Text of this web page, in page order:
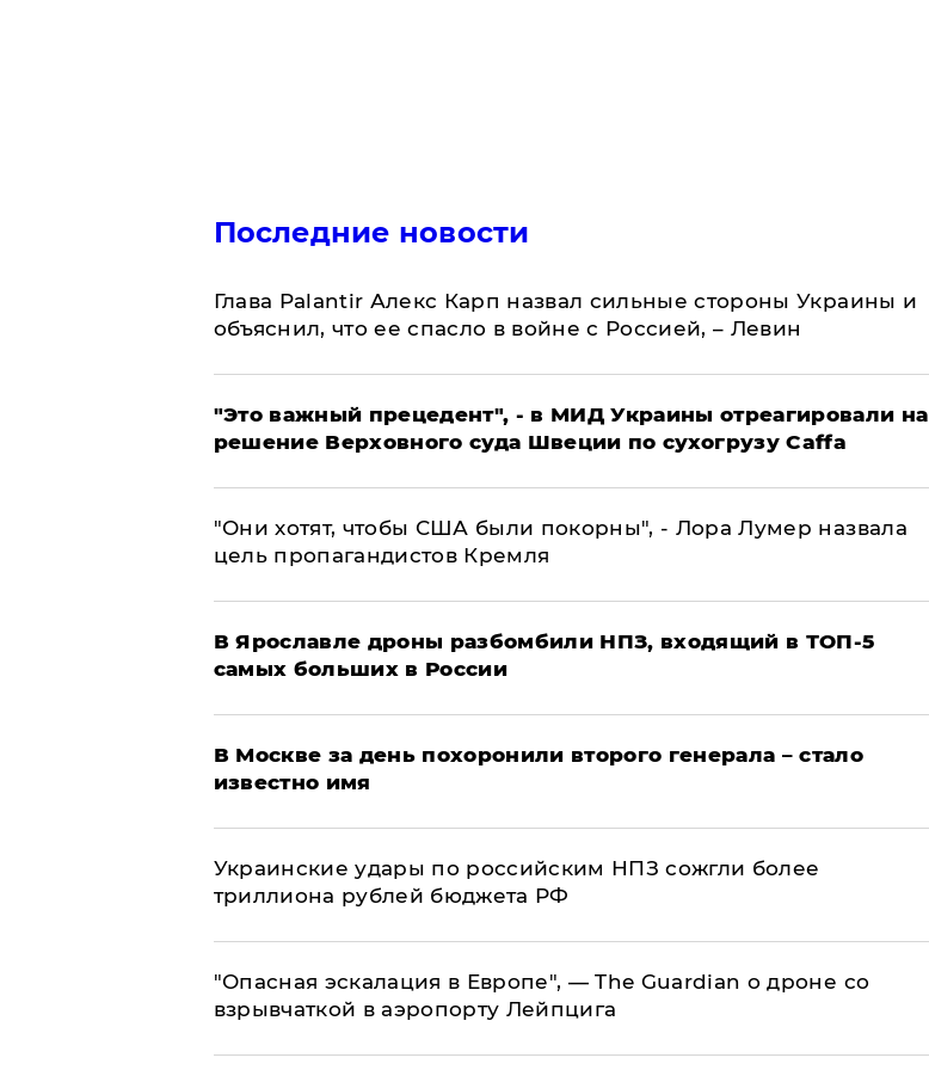
Последние новости
Глава Palantir Алекс Карп назвал сильные стороны Украины и
объяснил, что ее спасло в войне с Россией, – Левин
"Это важный прецедент", - в МИД Украины отреагировали на
решение Верховного суда Швеции по сухогрузу Caffa
"Они хотят, чтобы США были покорны", - Лора Лумер назвала
цель пропагандистов Кремля
В Ярославле дроны разбомбили НПЗ, входящий в ТОП-5
самых больших в России
В Москве за день похоронили второго генерала – стало
известно имя
Украинские удары по российским НПЗ сожгли более
триллиона рублей бюджета РФ
"Опасная эскалация в Европе", — The Guardian о дроне со
взрывчаткой в аэропорту Лейпцига